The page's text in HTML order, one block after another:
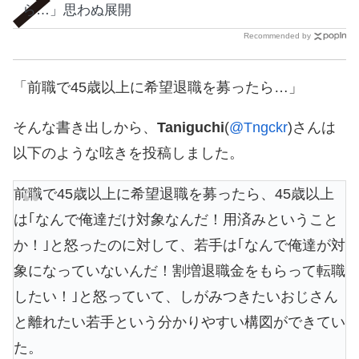
ら…」思わぬ展開
Recommended by
「前職で45歳以上に希望退職を募ったら…」
そんな書き出しから、 Taniguchi(@Tngckr)さんは
以下のような呟きを投稿しました。
前職で45歳以上に希望退職を募ったら、45歳以上
は｢なんで俺達だけ対象なんだ！用済みということ
か！｣と怒ったのに対して、若手は｢なんで俺達が対
象になっていないんだ！割増退職金をもらって転職
したい！｣と怒っていて、しがみつきたいおじさん
と離れたい若手という分かりやすい構図ができてい
た。